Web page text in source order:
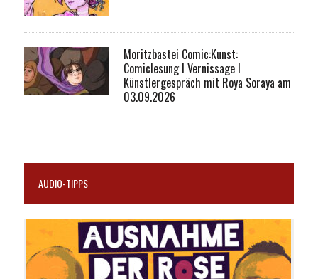
Moritzbastei Comic:Kunst:
Comiclesung I Vernissage I
Künstlergespräch mit Roya Soraya am
03.09.2026
AUDIO-TIPPS